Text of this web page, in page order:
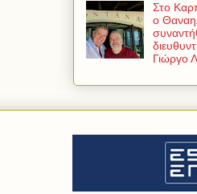
Στο
ο
Γιώργο